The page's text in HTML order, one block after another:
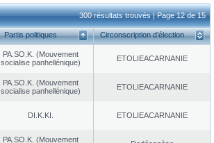
300 résultats trouvés | Page 12 de 15
Partis politiques Circonscription d’élection
PA.SO.K. (Mouvement
socialise panhellénique)
EΤOLIEACARNANIE
PA.SO.K. (Mouvement
socialise panhellénique)
EΤOLIEACARNANIE
DI.K.KI. EΤOLIEACARNANIE
PA.SO.K. (Mouvement